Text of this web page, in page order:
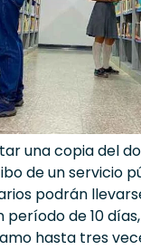
una copia del
de un servicio
podrán
período de 10
hasta tres